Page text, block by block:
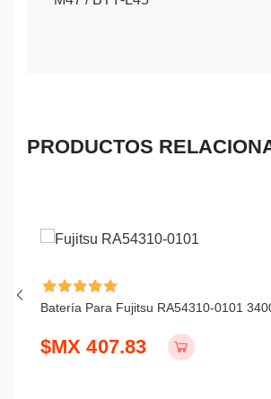
PRODUCTOS
Batería Para Fujitsu RA54310-0101
$MX 407.83